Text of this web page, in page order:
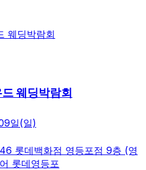
웨딩박람회
일(일)
롯데백화점 영등포점 9층 (영
롯데영등포